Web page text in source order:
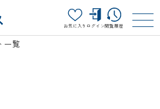
お気に入り ログイン閲覧履歴
一覧